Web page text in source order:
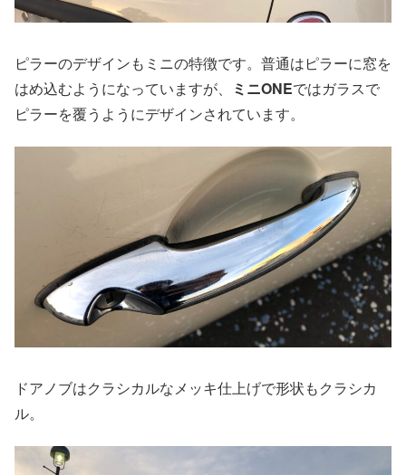
ピラーのデザインもミニの特徴です。普通はピラーに窓を
はめ込むようになっていますが、
ミニONEではガラスで
ピラーを覆うようにデザインされています。
ドアノブはクラシカルなメッキ仕上げで形状もクラシカ
ル。